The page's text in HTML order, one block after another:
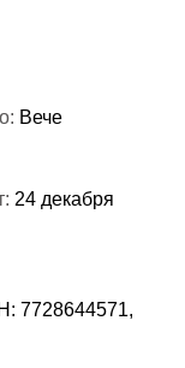
Вече
24 декабря
7728644571,